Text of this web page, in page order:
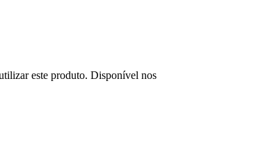
este produto. Disponível nos